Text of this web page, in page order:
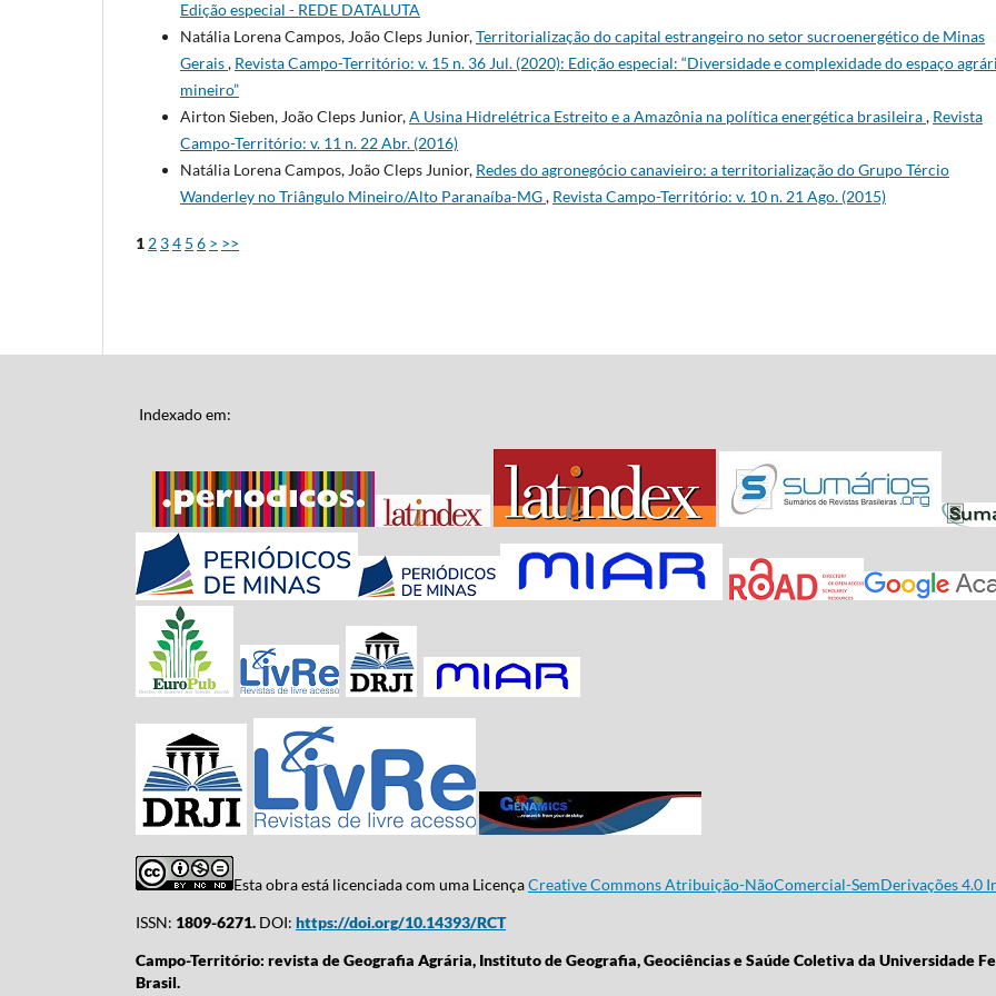
Edição especial - REDE DATALUTA
Natália Lorena Campos, João Cleps Junior,Territorialização do capital estrangeiro no setor sucroenergético de Minas
Gerais, Revista Campo-Território: v. 15 n. 36 Jul. (2020): Edição especial: “Diversidade e complexidade do espaço
mineiro”
Airton Sieben, João Cleps Junior,A Usina Hidrelétrica Estreito e a Amazônia na política energética brasileira, Revista
Campo-Território: v. 11 n. 22 Abr. (2016)
Natália Lorena Campos, João Cleps Junior, Redes do agronegócio canavieiro: a territorialização do Grupo Tércio
Wanderley no Triângulo Mineiro/Alto Paranaíba-MG, Revista Campo-Território: v. 10 n. 21 Ago. (2015)
1 2 34 5 6 > >>
Indexado em:
Esta obra está licenciada com uma LicençaCreative Commons Atribuição-NãoComercial-SemDerivações 4.0
ISSN: 1809-6271. DOI: https://doi.org/10.14393/RCT
Campo-Território: revista de Geografia Agrária, Instituto de Geografia, Geociências e Saúde Coletiva da Universidade
Brasil.